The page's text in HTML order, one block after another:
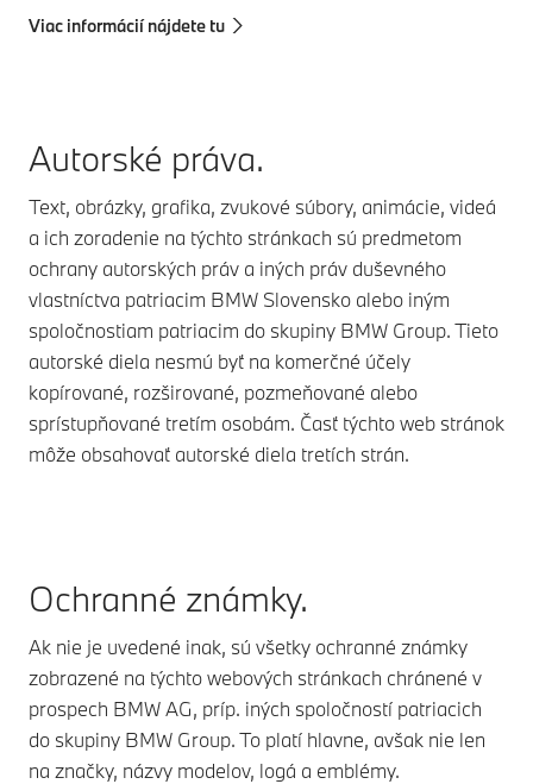
Viac informácií nájdete tu
Autorské práva.
Text, obrázky, grafika, zvukové súbory, animácie, videá
a ich zoradenie na týchto stránkach sú predmetom
ochrany autorských práv a iných práv duševného
vlastníctva patriacim BMW Slovensko alebo iným
spoločnostiam patriacim do skupiny BMW Group. Tieto
autorské diela nesmú byť na komerčné účely
kopírované, rozširované, pozmeňované alebo
sprístupňované tretím osobám. Časť týchto web stránok
môže obsahovať autorské diela tretích strán.
Ochranné známky.
Ak nie je uvedené inak, sú všetky ochranné známky
zobrazené na týchto webových stránkach chránené v
prospech BMW AG, príp. iných spoločností patriacich
do skupiny BMW Group. To platí hlavne, avšak nie len
na značky, názvy modelov, logá a emblémy.